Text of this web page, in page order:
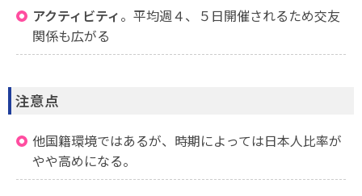
アクティビティ。平均週４、５日開催されるため交友
関係も広がる
注意点
他国籍環境ではあるが、時期によっては日本人比率が
やや高めになる。